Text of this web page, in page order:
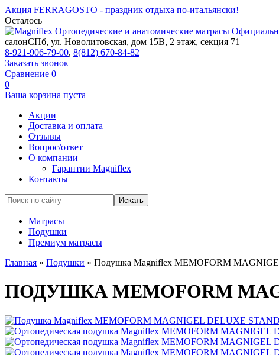
Акция FERRAGOSTO - праздник отдыха по-итальянски!
Осталось
Ортопедические и анатомические матрасы
салонСПб, ул. Новолитовская, дом 15В, 2 этаж, секция 71
8-921-906-79-00, 8(812) 670-84-82
Заказать звонок
Сравнение 0
0
Ваша корзина пуста
Акции
Доставка и оплата
Отзывы
Вопрос/ответ
О компании
Гарантии Magniflex
Контакты
Матрасы
Подушки
Премиум матрасы
Главная » Подушки » Подушка Magniflex MEMOFORM
ПОДУШКА MEMOFORM